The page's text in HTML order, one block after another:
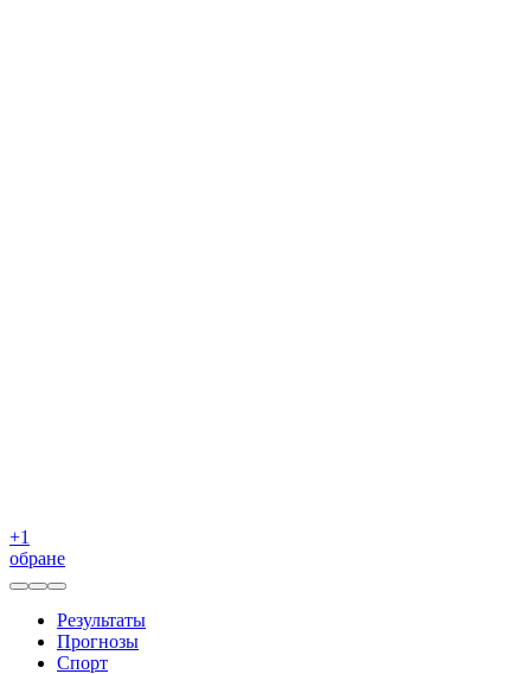
+1
обране
Результаты
Прогнозы
Спорт